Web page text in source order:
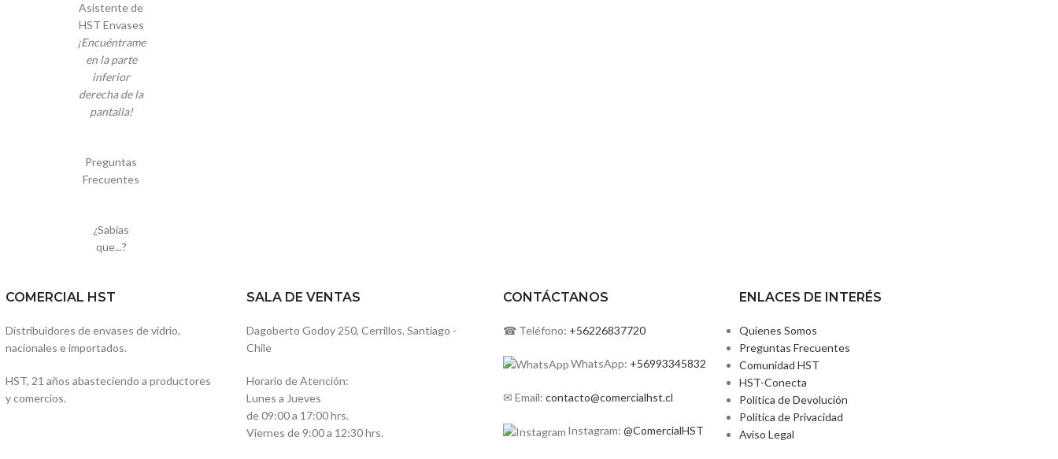
Asistente de
HST Envases
¡Encuéntrame
en la parte
inferior
derecha de la
pantalla!
Preguntas
Frecuentes
¿Sabías
que...?
COMERCIAL HST
Distribuidores de envases de vidrio,
nacionales e importados.
HST, 21 años abasteciendo a productores
y comercios.
SALA DE VENTAS
Dagoberto Godoy 250, Cerrillos. Santiago -
Chile
Horario de Atención:
Lunes a Jueves
de 09:00 a 17:00 hrs.
Viernes de 9:00 a 12:30 hrs.
CONTÁCTANOS
☎ Teléfono: +56226837720
WhatsApp: +56993345832
✉ Email: contacto@comercialhst.cl
Instagram: @ComercialHST
ENLACES DE INTERÉS
Quienes Somos
Preguntas Frecuentes
Comunidad HST
HST-Conecta
Política de Devolución
Política de Privacidad
Aviso Legal